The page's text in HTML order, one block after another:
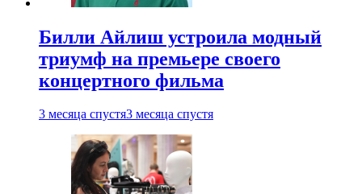
Билли Айлиш устроила модный
триумф на премьере своего
концертного фильма
3 месяца спустя3 месяца спустя